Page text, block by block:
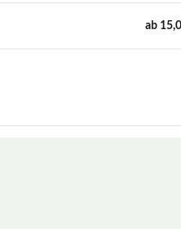
sie Oberflächen?